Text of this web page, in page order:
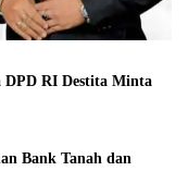
DPD RI Destita Minta
Bank Tanah dan